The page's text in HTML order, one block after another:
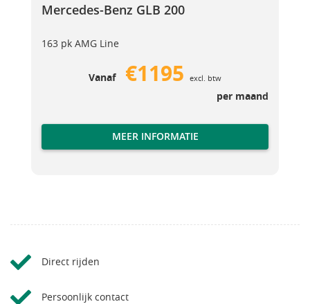
Mercedes-Benz GLB 200
163 pk AMG Line
Vanaf €1195 excl. btw
per maand
MEER INFORMATIE
Direct rijden
Persoonlijk contact